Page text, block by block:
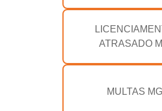
ATRASADO
MULTAS MG